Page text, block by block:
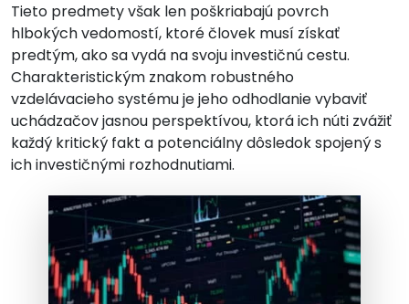
Tieto predmety však len poškriabajú povrch
hlbokých vedomostí, ktoré človek musí získať
predtým, ako sa vydá na svoju investičnú cestu.
Charakteristickým znakom robustného
vzdelávacieho systému je jeho odhodlanie vybaviť
uchádzačov jasnou perspektívou, ktorá ich núti zvážiť
každý kritický fakt a potenciálny dôsledok spojený s
ich investičnými rozhodnutiami.